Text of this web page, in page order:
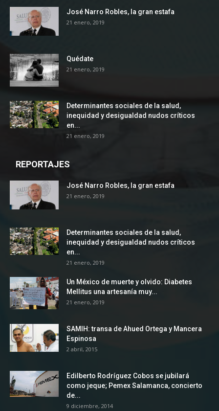
José Narro Robles, la gran estafa
21 enero, 2019
Quédate
21 enero, 2019
Determinantes sociales de la salud,
inequidad y desigualdad nudos críticos
en...
21 enero, 2019
REPORTAJES
José Narro Robles, la gran estafa
21 enero, 2019
Determinantes sociales de la salud,
inequidad y desigualdad nudos críticos
en...
21 enero, 2019
Un México de muerte y olvido: Diabetes
Mellitus una artesanía muy...
21 enero, 2019
SAMIH: transa de Ahued Ortega y Mancera
Espinosa
2 abril, 2015
Edilberto Rodríguez Cobos se jubilará
como jeque; Pemex Salamanca, concierto
de...
9 diciembre, 2014